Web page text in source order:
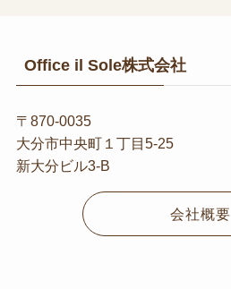
Office il Sole株式会社
〒870-0035
大分市中央町１丁目5-25
新大分ビル3-B
会社概要